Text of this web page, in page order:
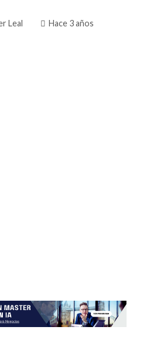
Leal Hace 3 años